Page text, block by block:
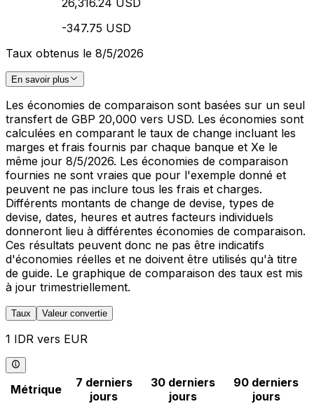
26,316.24 USD
-347.75 USD
Taux obtenus le 8/5/2026
En savoir plus
Les économies de comparaison sont basées sur un seul
transfert de GBP 20,000 vers USD. Les économies sont
calculées en comparant le taux de change incluant les
marges et frais fournis par chaque banque et Xe le
même jour 8/5/2026. Les économies de comparaison
fournies ne sont vraies que pour l'exemple donné et
peuvent ne pas inclure tous les frais et charges.
Différents montants de change de devise, types de
devise, dates, heures et autres facteurs individuels
donneront lieu à différentes économies de comparaison.
Ces résultats peuvent donc ne pas être indicatifs
d'économies réelles et ne doivent être utilisés qu'à titre
de guide. Le graphique de comparaison des taux est mis
à jour trimestriellement.
Taux Valeur convertie
1 IDR vers EUR
Métrique
7 derniers
jours
30 derniers
jours
90 derniers
jours